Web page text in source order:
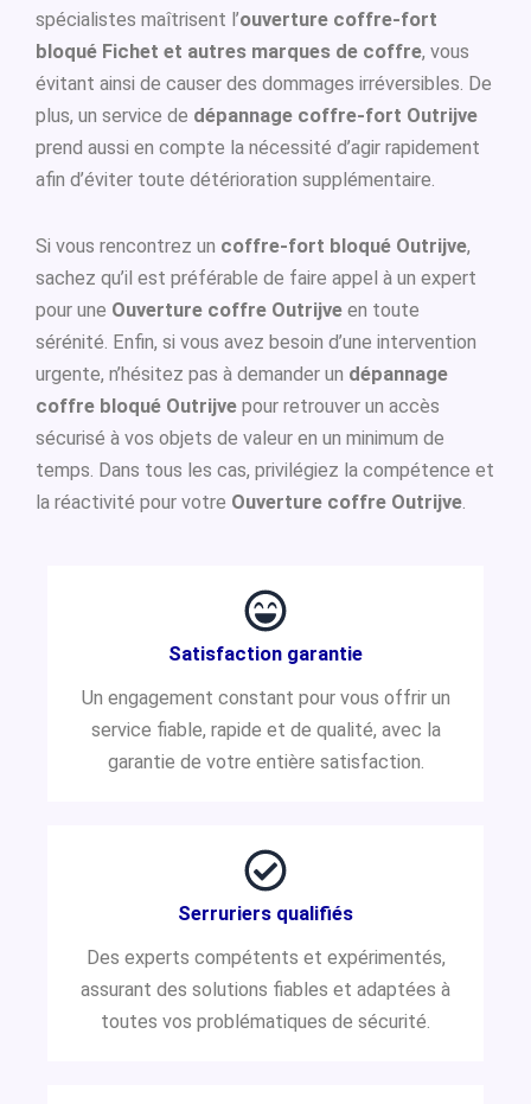
spécialistes maîtrisent l’ouverture coffre-fort
bloqué Fichet et autres marques de coffre, vous
évitant ainsi de causer des dommages irréversibles. De
plus, un service de dépannage coffre-fort Outrijve
prend aussi en compte la nécessité d’agir rapidement
afin d’éviter toute détérioration supplémentaire.
Si vous rencontrez un coffre-fort bloqué Outrijve,
sachez qu’il est préférable de faire appel à un expert
pour une Ouverture coffre Outrijve en toute
sérénité. Enfin, si vous avez besoin d’une intervention
urgente, n’hésitez pas à demander un dépannage
coffre bloqué Outrijve pour retrouver un accès
sécurisé à vos objets de valeur en un minimum de
temps. Dans tous les cas, privilégiez la compétence et
la réactivité pour votre Ouverture coffre Outrijve.
Satisfaction garantie
Un engagement constant pour vous offrir un
service fiable, rapide et de qualité, avec la
garantie de votre entière satisfaction.
Serruriers qualifiés
Des experts compétents et expérimentés,
assurant des solutions fiables et adaptées à
toutes vos problématiques de sécurité.